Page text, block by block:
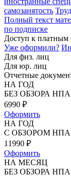
самозанятость
Полный текст
по подписке
Доступ к платным
Уже оформили?
Для физ. лиц
Для юр. лиц
Отчетные
НА ГОД
БЕЗ ОБЗОРА
6990 ₽
Оформить
НА ГОД
С ОБЗОРОМ
11990 ₽
Оформить
НА МЕСЯЦ
БЕЗ ОБЗОРА